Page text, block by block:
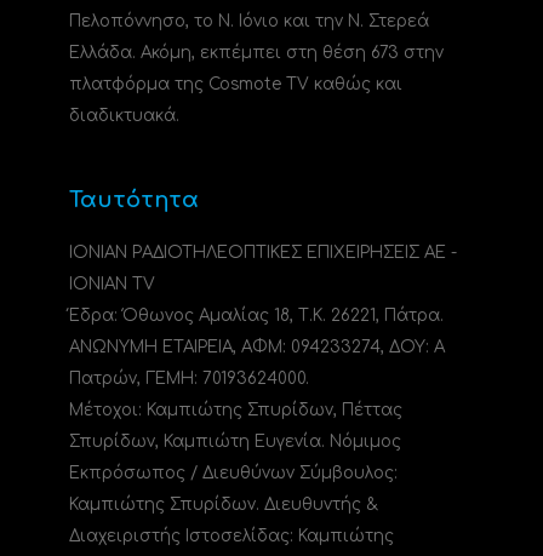
Πελοπόννησο, το N. Ιόνιο και την Ν. Στερεά
Ελλάδα. Ακόμη, εκπέμπει στη θέση 673 στην
πλατφόρμα της Cosmote TV καθώς και
διαδικτυακά.
Ταυτότητα
ΙΟΝΙΑΝ ΡΑΔΙΟΤΗΛΕΟΠΤΙΚΕΣ ΕΠΙΧΕΙΡΗΣΕΙΣ ΑΕ -
IONIAN TV
Έδρα: Όθωνος Αμαλίας 18, Τ.Κ. 26221, Πάτρα.
ΑΝΩΝΥΜΗ ΕΤΑΙΡΕΙΑ, ΑΦΜ: 094233274, ΔΟΥ: A
Πατρών, ΓΕΜΗ: 70193624000.
Μέτοχοι: Καμπιώτης Σπυρίδων, Πέττας
Σπυρίδων, Καμπιώτη Ευγενία. Νόμιμος
Εκπρόσωπος / Διευθύνων Σύμβουλος:
Καμπιώτης Σπυρίδων. Διευθυντής &
Διαχειριστής Ιστοσελίδας: Καμπιώτης